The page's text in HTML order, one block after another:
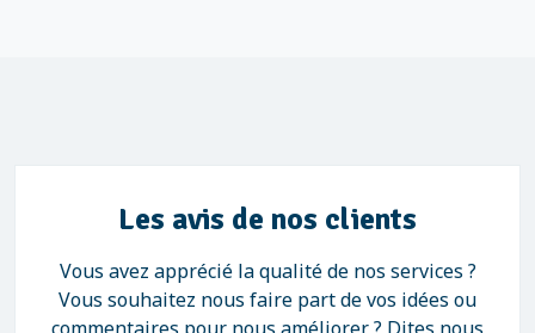
Les avis de nos clients
Vous avez apprécié la qualité de nos services ?
Vous souhaitez nous faire part de vos idées ou